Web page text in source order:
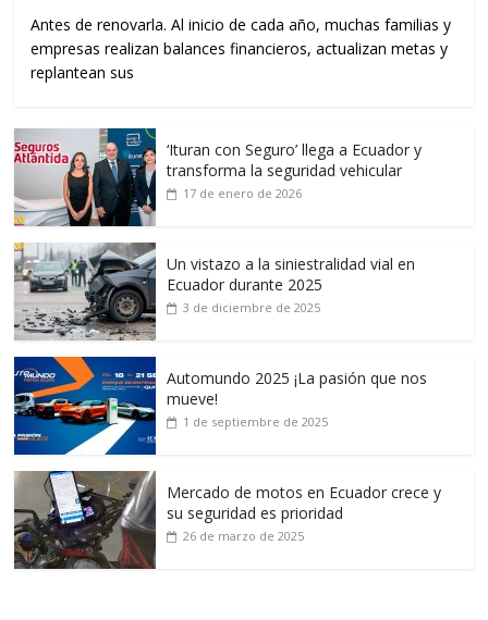
Antes de renovarla. Al inicio de cada año, muchas familias y
empresas realizan balances financieros, actualizan metas y
replantean sus
‘Ituran con Seguro’ llega a Ecuador y
transforma la seguridad vehicular
17 de enero de 2026
Un vistazo a la siniestralidad vial en
Ecuador durante 2025
3 de diciembre de 2025
Automundo 2025 ¡La pasión que nos
mueve!
1 de septiembre de 2025
Mercado de motos en Ecuador crece y
su seguridad es prioridad
26 de marzo de 2025